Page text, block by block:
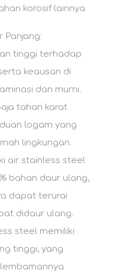
korosif lainnya
Panjang:
tinggi terhadap
keausan di
dan murni.
tahan karat
logam yang
lingkungan.
air stainless steel
bahan daur ulang,
dapat terurai
didaur ulang.
steel memiliki
tinggi, yang